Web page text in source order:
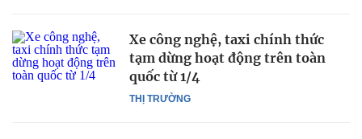
THỊ TRƯỜNG
Xe công nghệ, taxi chính thức
tạm dừng hoạt động trên toàn
quốc từ 1/4